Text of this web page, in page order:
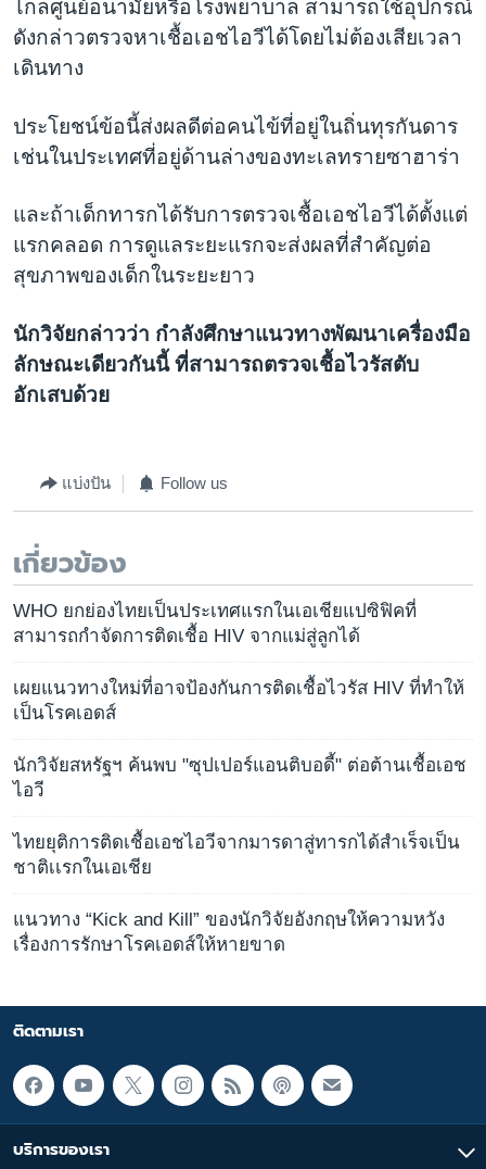
ไกลศูนย์อนามัยหรือโรงพยาบาล สามารถใช้อุปกรณ์
ดังกล่าวตรวจหาเชื้อเอชไอวีได้โดยไม่ต้องเสียเวลา
เดินทาง
ประโยชน์ข้อนี้ส่งผลดีต่อคนไข้ที่อยู่ในถิ่นทุรกันดาร
เช่นในประเทศที่อยู่ด้านล่างของทะเลทรายซาฮาร่า
และถ้าเด็กทารกได้รับการตรวจเชื้อเอชไอวีได้ตั้งแต่
แรกคลอด การดูแลระยะแรกจะส่งผลที่สำคัญต่อ
สุขภาพของเด็กในระยะยาว
นักวิจัยกล่าวว่า กำลังศึกษาแนวทางพัฒนาเครื่องมือ
ลักษณะเดียวกันนี้ ที่สามารถตรวจเชื้อไวรัสตับ
อักเสบด้วย
แบ่งปัน Follow us
เกี่ยวข้อง
WHO ยกย่องไทยเป็นประเทศแรกในเอเชียแปซิฟิคที่
สามารถกำจัดการติดเชื้อ HIV จากแม่สู่ลูกได้
เผยแนวทางใหม่ที่อาจป้องกันการติดเชื้อไวรัส HIV ที่ทำให้
เป็นโรคเอดส์
นักวิจัยสหรัฐฯ ค้นพบ "ซุปเปอร์แอนติบอดี้" ต่อต้านเชื้อเอช
ไอวี
ไทยยุติการติดเชื้อเอชไอวีจากมารดาสู่ทารกได้สำเร็จเป็น
ชาติเเรกในเอเชีย
แนวทาง “Kick and Kill” ของนักวิจัยอังกฤษให้ความหวัง
เรื่องการรักษาโรคเอดส์ให้หายขาด
ติดตามเรา
บริการของเรา